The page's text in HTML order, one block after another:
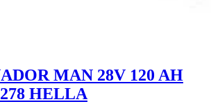
MAN 28V 120 AH
HELLA